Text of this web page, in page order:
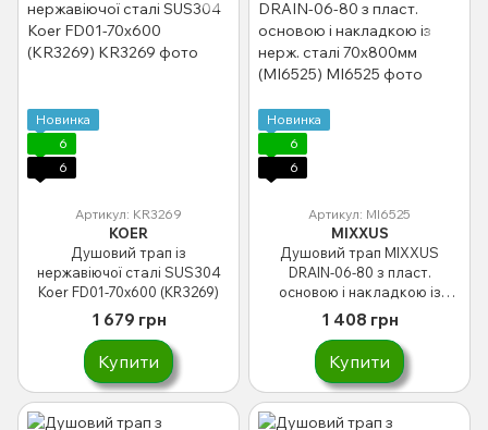
Новинка
6
6
Артикул: KR3269
KOER
Душовий трап із
нержавіючої сталі SUS304
Koer FD01-70x600 (KR3269)
1 679 грн
Купити
Новинка
6
6
Артикул: MI6525
MIXXUS
Душовий трап MIXXUS
DRAIN-06-80 з пласт.
основою і накладкою із
нерж. сталі 70x800мм
(MI6525)
1 408 грн
Купити